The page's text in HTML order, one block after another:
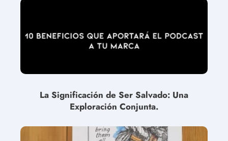
La Significación de Ser Salvado: Una
Exploración Conjunta.